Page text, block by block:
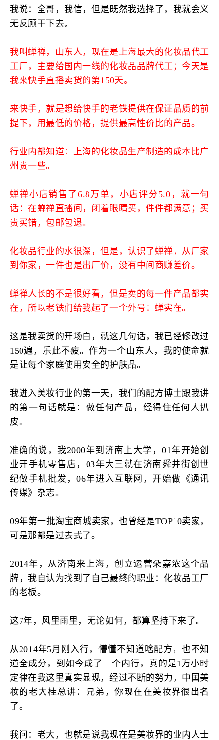
我说：全哥，我信，但是既然我选择了，我就会义
无反顾干下去。
我叫蝉禅，山东人，现在是上海最大的化妆品代工
工厂，主要给国内一线的化妆品品牌代工；今天是
我来快手直播卖货的第150天。
来快手，就是想给快手的老铁提供在保证品质的前
提下，用最低的价格，提供最高性价比的产品。
行业内都知道：上海的化妆品生产制造的成本比广
州贵一些。
蝉禅小店销售了6.8万单，小店评分5.0，就一句
话：在蝉禅直播间，闭着眼睛买，件件都满意；买
贵买错，包邮包退。
化妆品行业的水很深，但是，认识了蝉禅，从厂家
到你家，一件也是出厂价，没有中间商赚差价。
蝉禅人长的不是很好看，但是卖的每一件产品都实
在，所以老铁们给我起了一个外号：蝉实在。
这是我卖货的开场白，就这几句话，我已经修改过
150遍，乐此不疲。 作为一个山东人，我的使命就
是让每个家庭使用安全的护肤品。
我进入美妆行业的第一天，我们的配方博士跟我讲
的第一句话就是：做任何产品，经得住任何人扒
皮。
准确的说，我2000年到济南上大学，01年开始创
业开手机零售店，03年大三就在济南舜井街创世
纪做手机批发，06年进入互联网，开始做《通讯
传媒》杂志。
09年第一批淘宝商城卖家，也曾经是TOP10卖家，
可是那都是过去式了。
2014年，从济南来上海，创立运营朵嘉浓这个品
牌，我自认为找到了自己最终的职业：化妆品工厂
的老板。
这7年，风里雨里，无论如何，都算坚持下来了。
从2014年5月刚入行，懵懂不知道啥配方，也不知
道全成分，到如今成了一个内行，真的是1万小时
定律在我这里真实显现，经过不断的努力，中国美
妆的老大桂总讲：兄弟，你现在在美妆界很出名
了。
我问：老大，也就是说我现在是美妆界的业内人士